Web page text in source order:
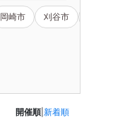
岡崎市 刈谷市
開催順 新着順